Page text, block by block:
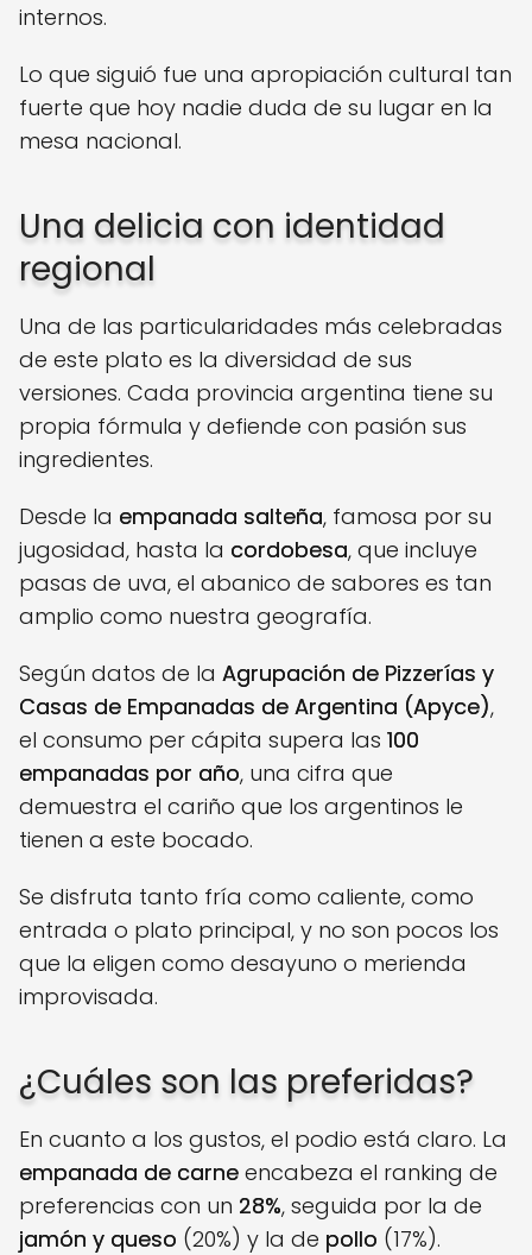
internos.
Lo que siguió fue una apropiación cultural tan
fuerte que hoy nadie duda de su lugar en la
mesa nacional.
Una delicia con identidad
regional
Una de las particularidades más celebradas
de este plato es la diversidad de sus
versiones. Cada provincia argentina tiene su
propia fórmula y defiende con pasión sus
ingredientes.
Desde la empanada salteña, famosa por su
jugosidad, hasta la cordobesa, que incluye
pasas de uva, el abanico de sabores es tan
amplio como nuestra geografía.
Según datos de la Agrupación de Pizzerías y
Casas de Empanadas de Argentina (Apyce),
el consumo per cápita supera las 100
empanadas por año, una cifra que
demuestra el cariño que los argentinos le
tienen a este bocado.
Se disfruta tanto fría como caliente, como
entrada o plato principal, y no son pocos los
que la eligen como desayuno o merienda
improvisada.
¿Cuáles son las preferidas?
En cuanto a los gustos, el podio está claro. La
empanada de carne encabeza el ranking de
preferencias con un 28%, seguida por la de
jamón y queso (20%) y la de pollo (17%).